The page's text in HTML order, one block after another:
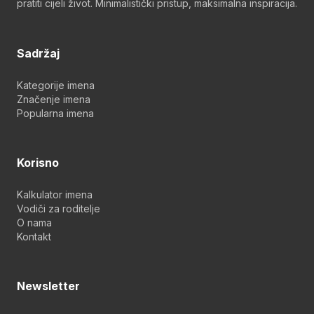
pratiti cijeli život. Minimalistički pristup, maksimalna inspiracija.
Sadržaj
Kategorije imena
Značenje imena
Popularna imena
Korisno
Kalkulator imena
Vodiči za roditelje
O nama
Kontakt
Newsletter